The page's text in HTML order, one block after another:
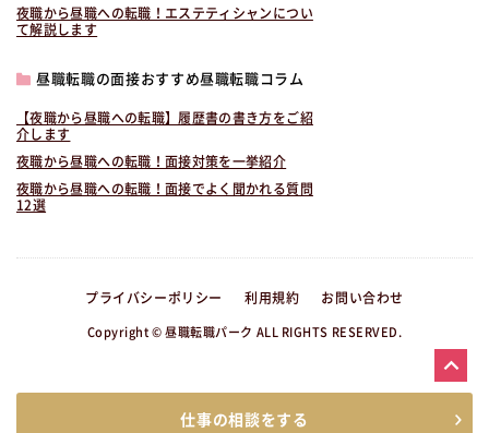
仕事の相談をする
夜職から昼職への転職！エステティシャンについ
て解説します
昼職転職の面接おすすめ昼職転職コラム
【夜職から昼職への転職】履歴書の書き方をご紹
介します
夜職から昼職への転職！面接対策を一挙紹介
夜職から昼職への転職！面接でよく聞かれる質問
12選
プライバシーポリシー 利用規約 お問い合わせ
Copyright © 昼職転職パーク ALL RIGHTS RESERVED.